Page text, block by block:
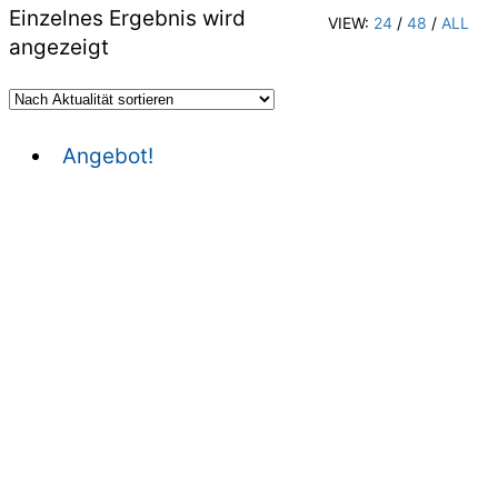
VIEW: 24 / 48 / ALL
Einzelnes Ergebnis wird
angezeigt
Angebot!